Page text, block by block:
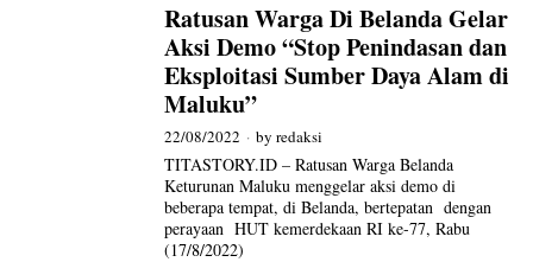
Ratusan Warga Di Belanda Gelar
Aksi Demo “Stop Penindasan dan
Eksploitasi Sumber Daya Alam di
Maluku”
22/08/2022 byredaksi
TITASTORY.ID – Ratusan Warga Belanda
Keturunan Maluku menggelar aksi demo di
beberapa tempat, di Belanda, bertepatan dengan
perayaan HUT kemerdekaan RI ke-77, Rabu
(17/8/2022)